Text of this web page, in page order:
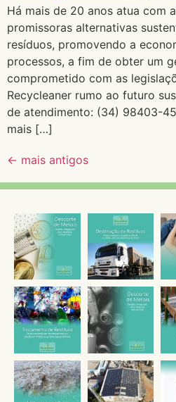
Há mais de 20 anos atua com
promissoras alternativas
resíduos, promovendo a
processos, a fim de obter um
comprometido com as
Recycleaner rumo ao futuro
de atendimento: (34) 98403-
mais […]
← mais antigos